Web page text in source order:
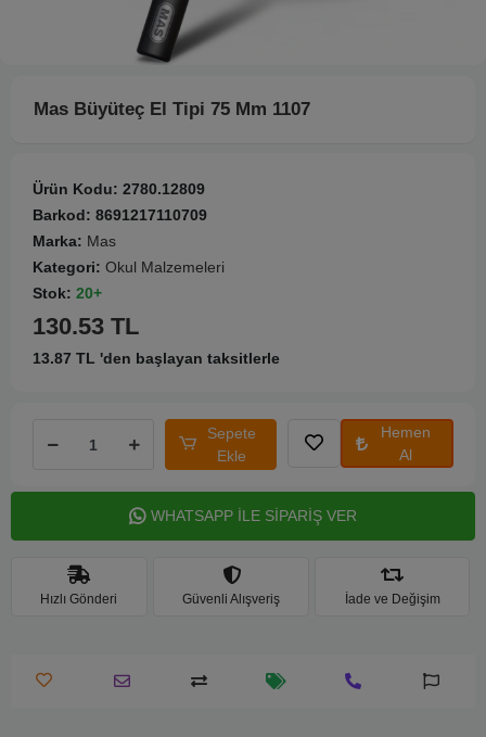
Mas Büyüteç El Tipi 75 Mm 1107
Ürün Kodu: 2780.12809
Barkod: 8691217110709
Marka: Mas
Kategori: Okul Malzemeleri
Stok: 20+
130.53 TL
13.87 TL 'den başlayan taksitlerle
Sepete
Ekle
Hemen
Al
WHATSAPP İLE SİPARİŞ VER
Hızlı Gönderi Güvenli Alışveriş İade ve Değişim